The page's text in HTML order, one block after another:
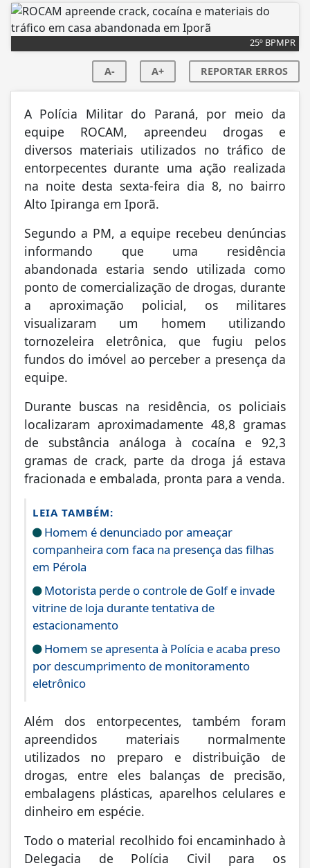
25º BPMPR
A- A+ REPORTAR ERROS
A Polícia Militar do Paraná, por meio da
equipe ROCAM, apreendeu drogas e
diversos materiais utilizados no tráfico de
entorpecentes durante uma ação realizada
na noite desta sexta-feira dia 8, no bairro
Alto Ipiranga em Iporã.
Segundo a PM, a equipe recebeu denúncias
informando que uma residência
abandonada estaria sendo utilizada como
ponto de comercialização de drogas, durante
a aproximação policial, os militares
visualizaram um homem utilizando
tornozeleira eletrônica, que fugiu pelos
fundos do imóvel ao perceber a presença da
equipe.
Durante buscas na residência, os policiais
localizaram aproximadamente 48,8 gramas
de substância análoga à cocaína e 92,3
gramas de crack, parte da droga já estava
fracionada e embalada, pronta para a venda.
LEIA TAMBÉM:
Homem é denunciado por ameaçar
companheira com faca na presença das filhas
em Pérola
Motorista perde o controle de Golf e invade
vitrine de loja durante tentativa de
estacionamento
Homem se apresenta à Polícia e acaba preso
por descumprimento de monitoramento
eletrônico
Além dos entorpecentes, também foram
apreendidos materiais normalmente
utilizados no preparo e distribuição de
drogas, entre eles balanças de precisão,
embalagens plásticas, aparelhos celulares e
dinheiro em espécie.
Todo o material recolhido foi encaminhado à
Delegacia de Polícia Civil para os